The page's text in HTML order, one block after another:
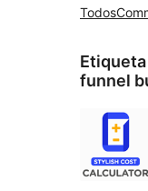
Todos
funnel